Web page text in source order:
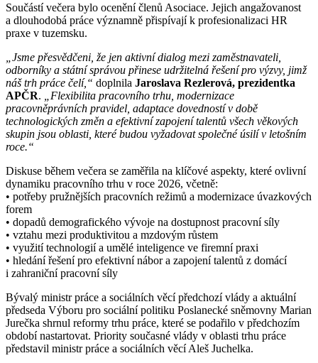
Součástí večera bylo ocenění členů Asociace. Jejich angažovanost
a dlouhodobá práce významně přispívají k profesionalizaci HR
praxe v tuzemsku.
„Jsme přesvědčeni, že jen aktivní dialog mezi zaměstnavateli,
odborníky a státní správou přinese udržitelná řešení pro výzvy, jimž
náš trh práce čelí,“ doplnila Jaroslava Rezlerová, prezidentka
APČR.
„Flexibilita pracovního trhu, modernizace
pracovněprávních pravidel, adaptace dovedností v době
technologických změn a efektivní zapojení talentů všech věkových
skupin jsou oblasti, které budou vyžadovat společné úsilí v letošním
roce.“
Diskuse během večera se zaměřila na klíčové aspekty, které ovlivní
dynamiku pracovního trhu v roce 2026, včetně:
• potřeby pružnějších pracovních režimů a modernizace úvazkových
forem
• dopadů demografického vývoje na dostupnost pracovní síly
• vztahu mezi produktivitou a mzdovým růstem
• využití technologií a umělé inteligence ve firemní praxi
• hledání řešení pro efektivní nábor a zapojení talentů z domácí
i zahraniční pracovní síly
Bývalý ministr práce a sociálních věcí předchozí vlády a aktuální
předseda Výboru pro sociální politiku Poslanecké sněmovny Marian
Jurečka shrnul reformy trhu práce, které se podařilo v předchozím
období nastartovat. Priority současné vlády v oblasti trhu práce
představil ministr práce a sociálních věcí Aleš Juchelka.